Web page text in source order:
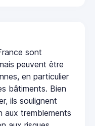
sont
peuvent être
en particulier
bâtiments. Bien
ils soulignent
aux tremblements